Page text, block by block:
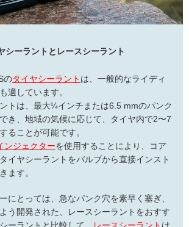
シーラントとレースシーラント
のタイヤシーラント は、一般的なライディ
適しています。
トは、最大¼インチまたは6.5 mmのパンク
き、地域の気候に応じて、タイヤ内で2〜7
ることが可能です。
ンジェクターを使用することにより、コア
イヤシーラントをバルブから直接インスト
ます。
にとっては、急なパンク穴を素早く塞ぎ、
う開発された、レースシーラントをおすす